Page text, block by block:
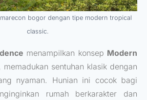
bogor dengan tipe modern tropical
classic.
menampilkan konsep Modern
memadukan sentuhan klasik dengan
nyaman. Hunian ini cocok bagi
rumah berkarakter dan